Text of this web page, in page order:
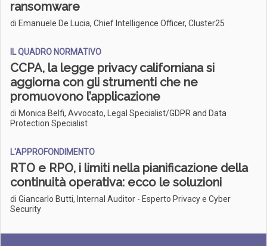
ransomware
di Emanuele De Lucia, Chief Intelligence Officer, Cluster25
IL QUADRO NORMATIVO
CCPA, la legge privacy californiana si
aggiorna con gli strumenti che ne
promuovono l’applicazione
di Monica Belfi, Avvocato, Legal Specialist/GDPR and Data
Protection Specialist
L'APPROFONDIMENTO
RTO e RPO, i limiti nella pianificazione della
continuità operativa: ecco le soluzioni
di Giancarlo Butti, Internal Auditor - Esperto Privacy e Cyber
Security